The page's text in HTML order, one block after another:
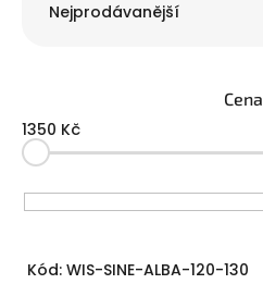
o
d
k
Nejprodávanější
Cena
1350 Kč
V
Kód: WIS-SINE-ALBA-120-130